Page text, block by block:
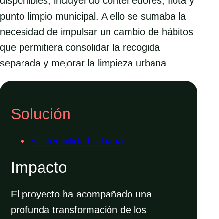
punto limpio municipal. A ello se sumaba la
necesidad de impulsar un cambio de hábitos
que permitiera consolidar la recogida
separada y mejorar la limpieza urbana.
Solución
Sostenibilidad urbana
Impacto
El proyecto ha acompañado una
profunda transformación de los